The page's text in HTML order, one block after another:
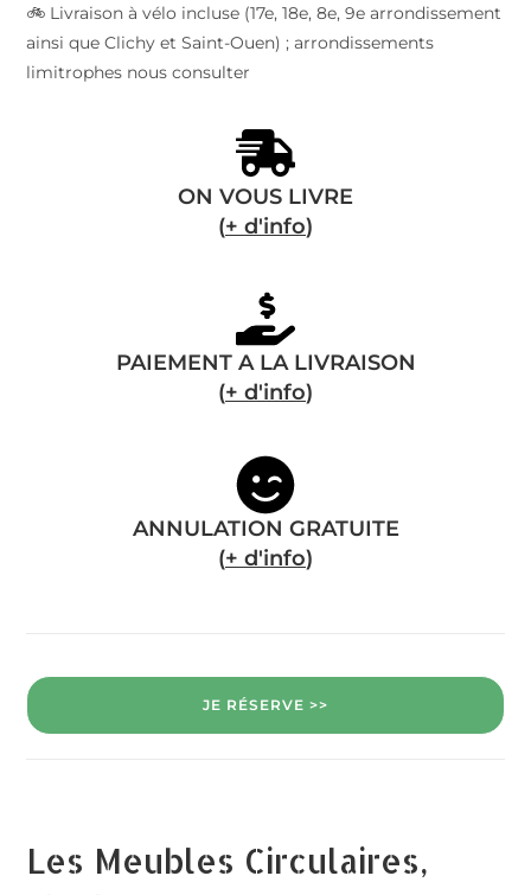
🚲 Livraison à vélo incluse (17e, 18e, 8e, 9e arrondissement
ainsi que Clichy et Saint-Ouen) ; arrondissements
limitrophes nous consulter
ON VOUS LIVRE
(+ d'info)
PAIEMENT A LA LIVRAISON
(+ d'info)
ANNULATION GRATUITE
(+ d'info)
JE RÉSERVE >>
Les Meubles Circulaires,